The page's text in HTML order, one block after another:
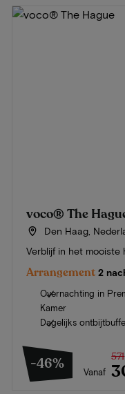
voco® The
Den Haag,
Verblijf in het mooiste
Arrangement 2
Overnachting in
Kamer
Dagelijks
-46% Vanaf
571